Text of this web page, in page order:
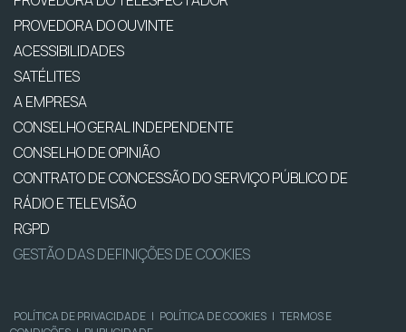
PROVEDORA DO OUVINTE
ACESSIBILIDADES
SATÉLITES
A EMPRESA
CONSELHO GERAL INDEPENDENTE
CONSELHO DE OPINIÃO
CONTRATO DE CONCESSÃO DO SERVIÇO PÚBLICO DE
RÁDIO E TELEVISÃO
RGPD
GESTÃO DAS DEFINIÇÕES DE COOKIES
POLÍTICA DE PRIVACIDADE | POLÍTICA DE COOKIES | TERMOS E